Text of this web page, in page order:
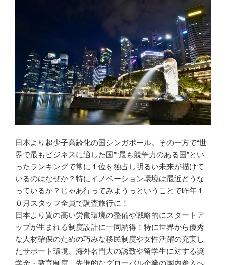
日本より超少子高齢化の国シンガポール。その一方で“世
界で最もビジネスに適した国”“最も競争力のある国”とい
ったランキングで常に１位を独占し明るい未来が描けて
いるのはなぜか？特にイノベーション環境は最近どうな
っているか？じゃあ行ってみようっということで昨年１
０月スタッフ全員で調査旅行に！
日本より質の高い労働環境の整備や戦略的にスタートア
ップが生まれる制度設計に一同納得！特に世界から優秀
な人材確保のための巧みな移民制度や女性活躍の充実し
たサポート環境、海外名門大の誘致や留学生に対する奨
学金・教育制度、先進的なグローバル企業の国内参入へ